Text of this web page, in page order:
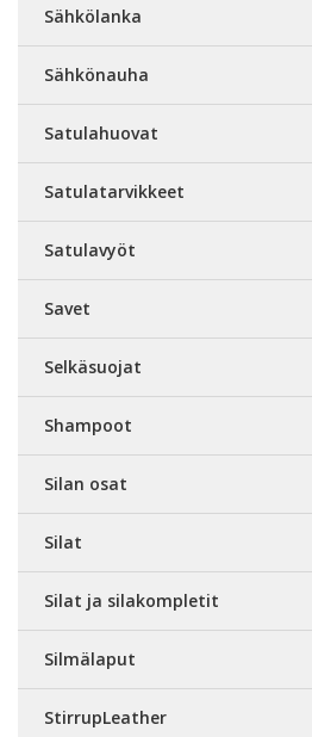
Sähkölanka
Sähkönauha
Satulahuovat
Satulatarvikkeet
Satulavyöt
Savet
Selkäsuojat
Shampoot
Silan osat
Silat
Silat ja silakompletit
Silmälaput
StirrupLeather